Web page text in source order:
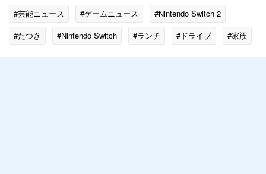
#芸能ニュース #ゲームニュース
#Nintendo Switch 2
#たつき
#Nintendo Switch #ランチ #ドライブ #家族